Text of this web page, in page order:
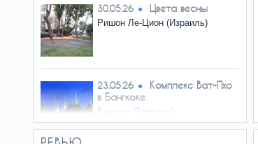
30.05.26 Цвета весны
Ришон Ле-Цион (Израиль)
23.05.26
Комплекс Ват-Пхо
в Бангкоке
Бангкок (Таиланд)